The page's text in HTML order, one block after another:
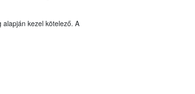
kezel kötelező. A